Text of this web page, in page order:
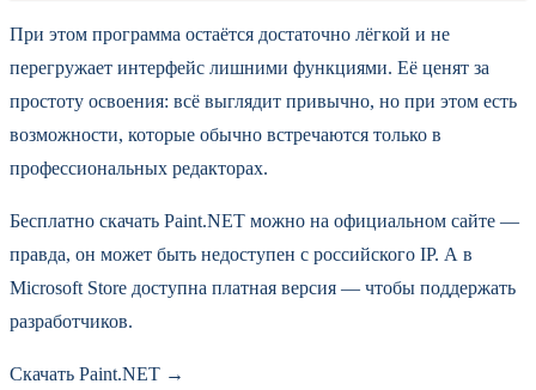
При этом программа остаётся достаточно лёгкой и не
перегружает интерфейс лишними функциями. Её ценят за
простоту освоения: всё выглядит привычно, но при этом есть
возможности, которые обычно встречаются только в
профессиональных редакторах.
Бесплатно скачать Paint.NET можно на официальном сайте —
правда, он может быть недоступен с российского IP. А в
Microsoft Store доступна платная версия — чтобы поддержать
разработчиков.
Скачать Paint.NET →